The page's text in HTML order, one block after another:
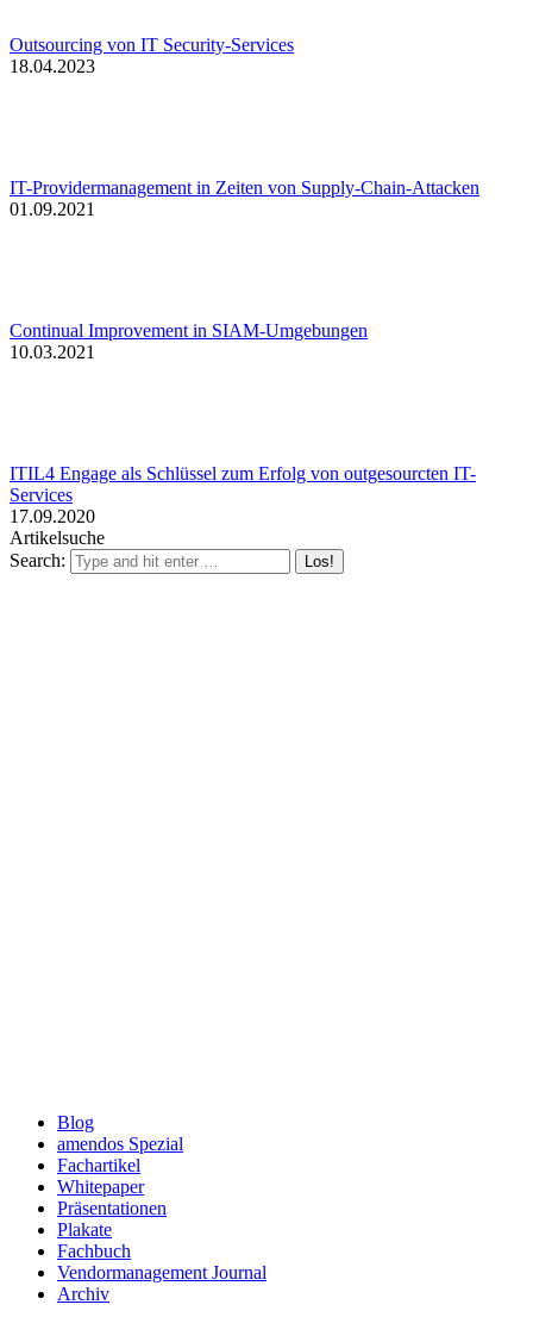
Outsourcing von IT Security-Services
18.04.2023
IT-Providermanagement in Zeiten von Supply-Chain-Attacken
01.09.2021
Continual Improvement in SIAM-Umgebungen
10.03.2021
ITIL4 Engage als Schlüssel zum Erfolg von outgesourcten IT-
Services
17.09.2020
Artikelsuche
Search:
Blog
amendos Spezial
Fachartikel
Whitepaper
Präsentationen
Plakate
Fachbuch
Vendormanagement Journal
Archiv